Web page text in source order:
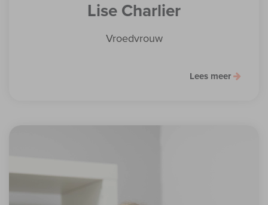
Lise Charlier
Vroedvrouw
Lees meer